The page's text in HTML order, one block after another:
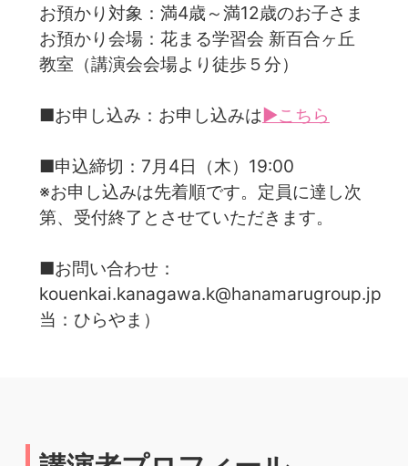
お預かり対象：満4歳～満12歳のお子さま
お預かり会場：花まる学習会 新百合ヶ丘
教室（講演会会場より徒歩５分）
■お申し込み：お申し込みは▶こちら
■申込締切：7月4日（木）19:00
※お申し込みは先着順です。定員に達し次
第、受付終了とさせていただきます。
■お問い合わせ：
kouenkai.kanagawa.k@hanamarugroup.jp（
当：ひらやま）